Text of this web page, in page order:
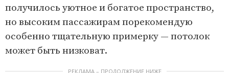
получилось уютное и богатое пространство,
но высоким пассажирам порекомендую
особенно тщательную примерку — потолок
может быть низковат.
РЕКЛАМА – ПРОДОЛЖЕНИЕ НИЖЕ